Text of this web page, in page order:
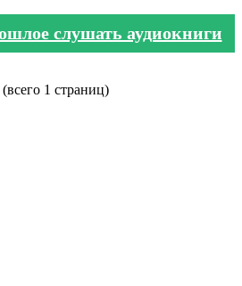
слушать аудиокниги
1 страниц)